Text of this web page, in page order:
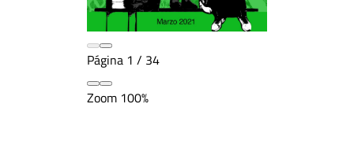
Página 1 / 34
Zoom 100%